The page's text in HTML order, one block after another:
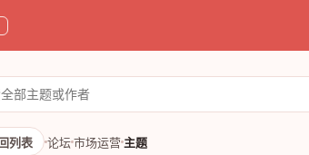
列表 论坛 市场运营 主题